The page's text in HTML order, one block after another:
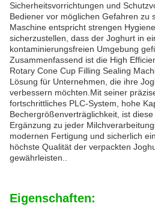
Sicherheitsvorrichtungen und
Bediener vor möglichen Gefahren zu
Maschine entspricht strengen
sicherzustellen, dass der Joghurt in
kontaminierungsfreien Umgebung
Zusammenfassend ist die High
Rotary Cone Cup Filling Sealing
Lösung für Unternehmen, die ihre
verbessern möchten.Mit seiner
fortschrittliches PLC-System, hohe
Bechergrößenverträglichkeit, ist
Ergänzung zu jeder
modernen Fertigung und sicherlich
höchste Qualität der verpackten
gewährleisten..
Eigenschaften: